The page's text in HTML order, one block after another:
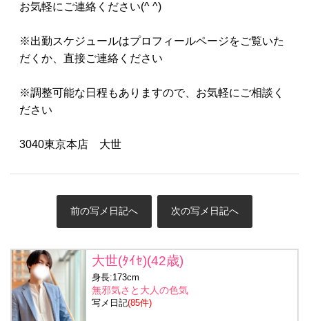
お気軽にご連絡ください(^ ^)
※出勤スケジュールはプロフィールページをご覧いた
だくか、直接ご連絡ください
※調整可能な日程もありますので、お気軽にご相談く
ださい
3040東京本店 大世
前の写メ日記へ 次の写メ日記へ
大世(ﾀｲｾ)(42歳)
身長:173cm
無邪気さと大人の色気
写メ日記(85件)